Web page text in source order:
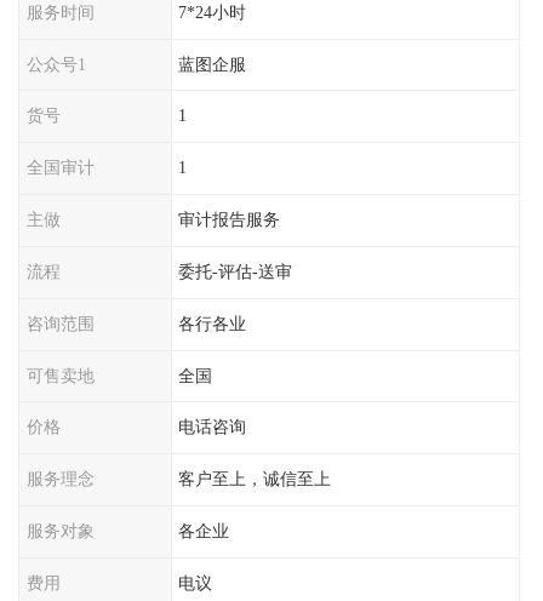
服务时间 7*24小时
公众号1 蓝图企服
货号 1
全国审计 1
主做 审计报告服务
流程 委托-评估-送审
咨询范围 各行各业
可售卖地 全国
价格 电话咨询
服务理念 客户至上，诚信至上
服务对象 各企业
费用 电议